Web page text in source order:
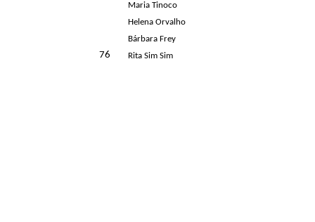
Maria Tinoco
Helena Orvalho
Bárbara Frey
76 Rita Sim Sim